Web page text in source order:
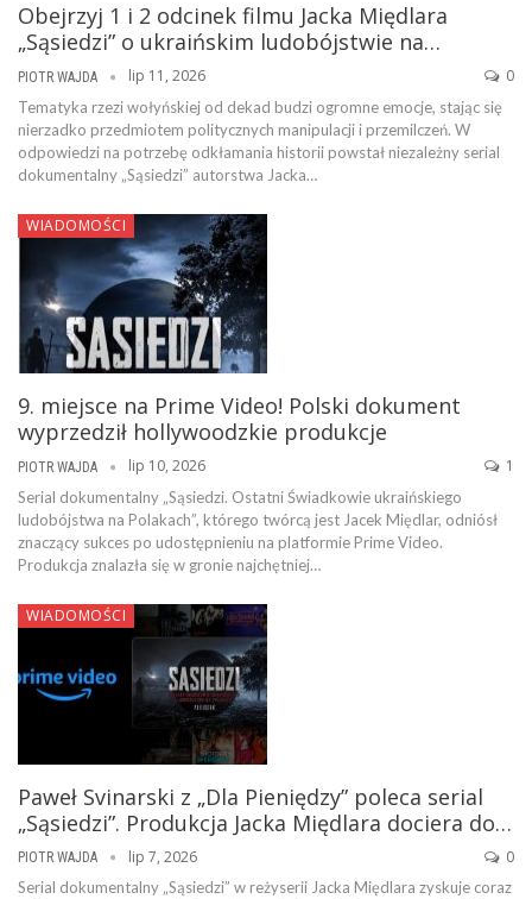
Obejrzyj 1 i 2 odcinek filmu Jacka Międlara
„Sąsiedzi” o ukraińskim ludobójstwie na…
PIOTR WAJDA lip 11, 2026 0
Tematyka rzezi wołyńskiej od dekad budzi ogromne emocje, stając się
nierzadko przedmiotem politycznych manipulacji i przemilczeń. W
odpowiedzi na potrzebę odkłamania historii powstał niezależny serial
dokumentalny „Sąsiedzi” autorstwa Jacka…
WIADOMOŚCI
9. miejsce na Prime Video! Polski dokument
wyprzedził hollywoodzkie produkcje
PIOTR WAJDA lip 10, 2026 1
Serial dokumentalny „Sąsiedzi. Ostatni Świadkowie ukraińskiego
ludobójstwa na Polakach”, którego twórcą jest Jacek Międlar, odniósł
znaczący sukces po udostępnieniu na platformie Prime Video.
Produkcja znalazła się w gronie najchętniej…
WIADOMOŚCI
Paweł Svinarski z „Dla Pieniędzy” poleca serial
„Sąsiedzi”. Produkcja Jacka Międlara dociera do…
PIOTR WAJDA lip 7, 2026 0
Serial dokumentalny „Sąsiedzi” w reżyserii Jacka Międlara zyskuje coraz